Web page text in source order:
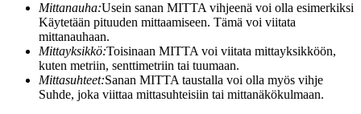
Mittanauha:Usein sanan MITTA vihjeenä voi olla esimerkiksi
Käytetään pituuden mittaamiseen. Tämä voi viitata
mittanauhaan.
Mittayksikkö:Toisinaan MITTA voi viitata mittayksikköön,
kuten metriin, senttimetriin tai tuumaan.
Mittasuhteet:Sanan MITTA taustalla voi olla myös vihje
Suhde, joka viittaa mittasuhteisiin tai mittanäkökulmaan.